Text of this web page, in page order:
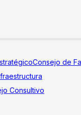
Consejo de
Consultivo